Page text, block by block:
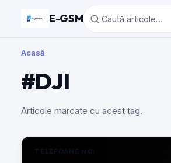
E-GSM
Acasă
#DJI
Articole marcate cu acest tag.
TELEFOANE NOI